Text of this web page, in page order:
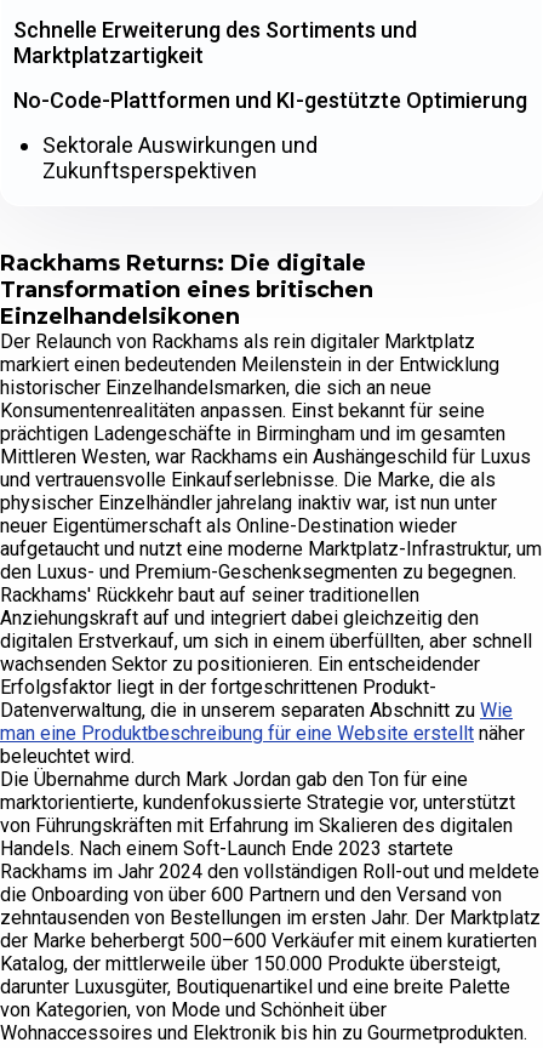
Rackhams Returns: Die digitale
Transformation eines britischen
Einzelhandelsikonen
Der Relaunch von Rackhams als rein digitaler Marktplatz
markiert einen bedeutenden Meilenstein in der Entwicklung
historischer Einzelhandelsmarken, die sich an neue
Konsumentenrealitäten anpassen. Einst bekannt für seine
prächtigen Ladengeschäfte in Birmingham und im gesamten
Mittleren Westen, war Rackhams ein Aushängeschild für Luxus
und vertrauensvolle Einkaufserlebnisse. Die Marke, die als
physischer Einzelhändler jahrelang inaktiv war, ist nun unter
neuer Eigentümerschaft als Online-Destination wieder
aufgetaucht und nutzt eine moderne Marktplatz-Infrastruktur, um
den Luxus- und Premium-Geschenksegmenten zu begegnen.
Rackhams' Rückkehr baut auf seiner traditionellen
Anziehungskraft auf und integriert dabei gleichzeitig den
digitalen Erstverkauf, um sich in einem überfüllten, aber schnell
wachsenden Sektor zu positionieren. Ein entscheidender
Erfolgsfaktor liegt in der fortgeschrittenen Produkt-
Datenverwaltung, die in unserem separaten Abschnitt zu Wie
man eine Produktbeschreibung für eine Website erstellt näher
beleuchtet wird.
Die Übernahme durch Mark Jordan gab den Ton für eine
marktorientierte, kundenfokussierte Strategie vor, unterstützt
von Führungskräften mit Erfahrung im Skalieren des digitalen
Handels. Nach einem Soft-Launch Ende 2023 startete
Rackhams im Jahr 2024 den vollständigen Roll-out und meldete
die Onboarding von über 600 Partnern und den Versand von
zehntausenden von Bestellungen im ersten Jahr. Der Marktplatz
der Marke beherbergt 500–600 Verkäufer mit einem kuratierten
Katalog, der mittlerweile über 150.000 Produkte übersteigt,
darunter Luxusgüter, Boutiquenartikel und eine breite Palette
von Kategorien, von Mode und Schönheit über
Wohnaccessoires und Elektronik bis hin zu Gourmetprodukten.
Schnelle Erweiterung des Sortiments und
Marktplatzartigkeit
No-Code-Plattformen und KI-gestützte Optimierung
Sektorale Auswirkungen und
Zukunftsperspektiven